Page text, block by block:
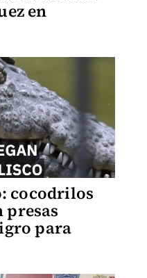
en
cocodrilos
presas
para